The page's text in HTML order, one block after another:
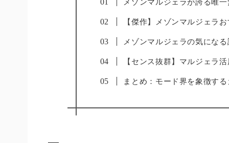
メゾンマルジェラが誇る唯
【傑作】メゾンマルジェラ
メゾンマルジェラの気にな
【センス抜群】マルジェラ
まとめ：モード界を象徴す